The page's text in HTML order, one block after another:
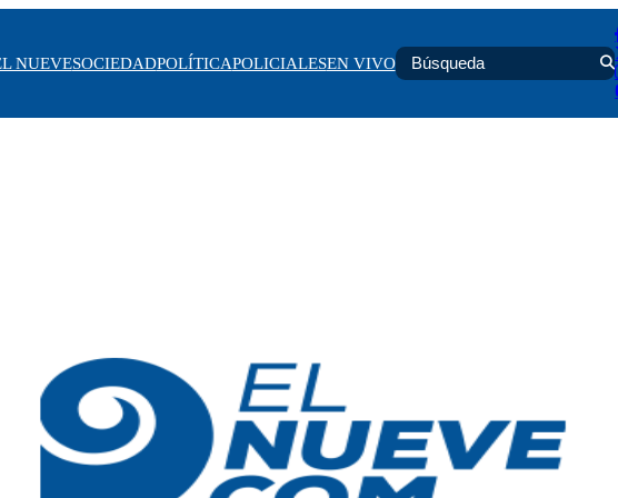
NUEVESOCIEDADPOLÍTICAPOLICIALESEN VIVO